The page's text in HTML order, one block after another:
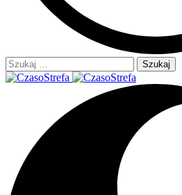
Szukaj: